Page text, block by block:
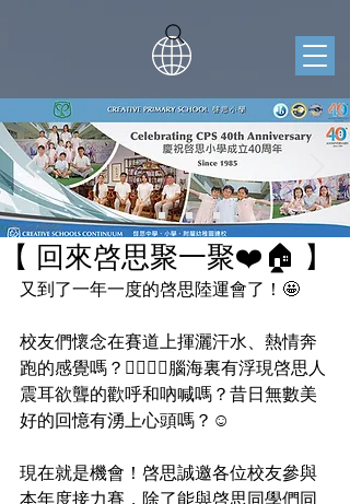
【 回來啓思聚一聚❤️🏠 】
又到了一年一度的啓思陸運會了！🤩
校友們懷念在賽道上揮灑汗水、熱情奔
跑的感覺嗎？🏃‍♂️❤️‍🔥腦海裏有浮現啓思人
震耳欲聾的歡呼和吶喊嗎？昔日無數美
好的回憶有湧上心頭嗎？☺️
現在就是機會！啓思誠邀各位校友參與
本年度接力賽，除了能與啓思同學們同